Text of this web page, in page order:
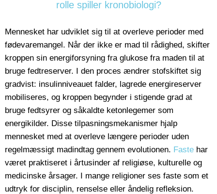
rolle spiller kronobiologi?
Mennesket har udviklet sig til at overleve perioder med
fødevaremangel. Når der ikke er mad til rådighed, skifter
kroppen sin energiforsyning fra glukose fra maden til at
bruge fedtreserver. I den proces ændrer stofskiftet sig
gradvist: insulinniveauet falder, lagrede energireserver
mobiliseres, og kroppen begynder i stigende grad at
bruge fedtsyrer og såkaldte ketonlegemer som
energikilder. Disse tilpasningsmekanismer hjalp
mennesket med at overleve længere perioder uden
regelmæssigt madindtag gennem evolutionen. Faste har
været praktiseret i årtusinder af religiøse, kulturelle og
medicinske årsager. I mange religioner ses faste som et
udtryk for disciplin, renselse eller åndelig refleksion.